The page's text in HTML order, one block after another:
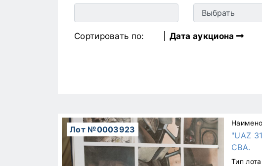
Сортировать по: Дата аукциона
Лот №0003923
"UAZ
СВА.
Тип